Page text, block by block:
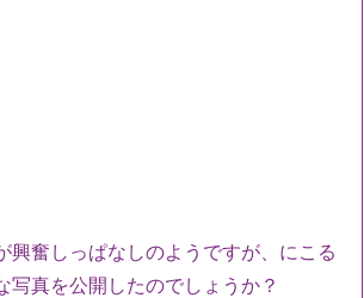
興奮しっぱなしのようですが、にこる
写真を公開したのでしょうか？